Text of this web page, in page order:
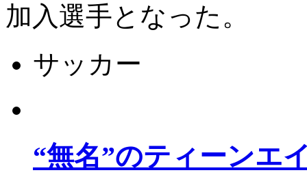
加入選手となった。
サッカー
“無名”のティーンエ